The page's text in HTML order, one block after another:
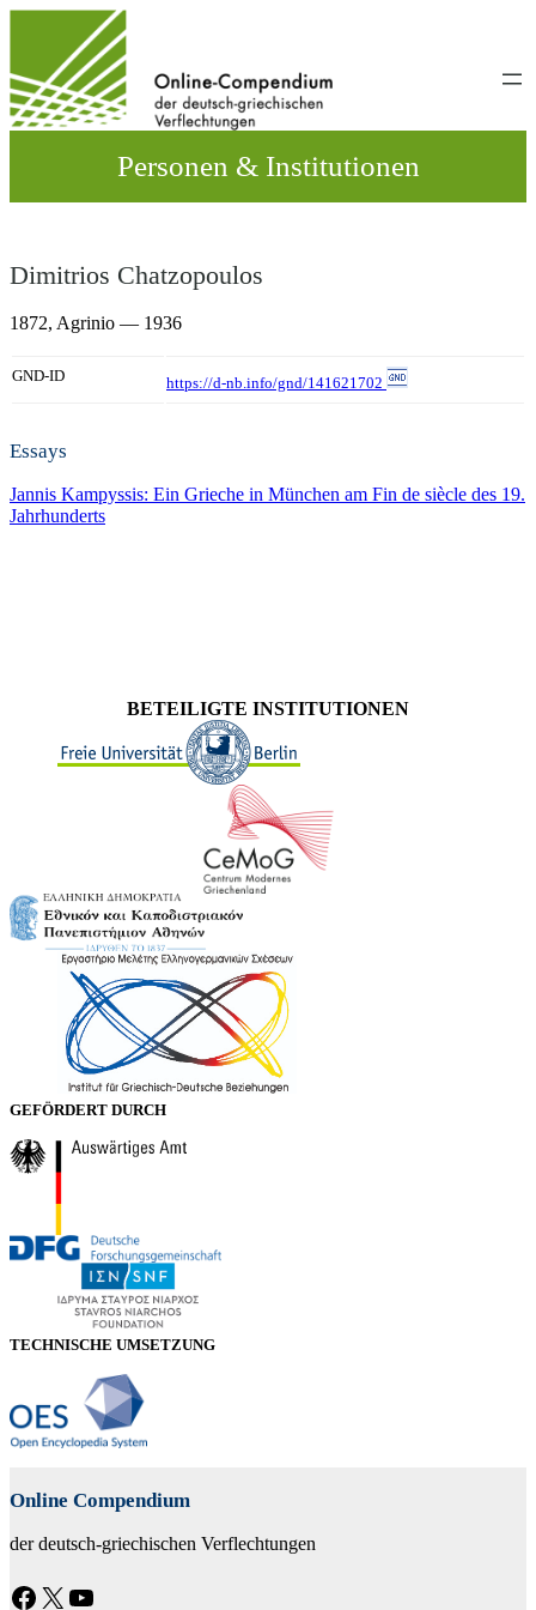
wechseln
Personen & Institutionen
Dimitrios Chatzopoulos
1872, Agrinio — 1936
GND-ID https://d-nb.info/gnd/141621702
Essays
Jannis Kampyssis: Ein Grieche in München am Fin de siècle des 19.
Jahrhunderts
BETEILIGTE INSTITUTIONEN
GEFÖRDERT DURCH
TECHNISCHE UMSETZUNG
Online Compendium
der deutsch-griechischen Verflechtungen
Facebook X YouTube